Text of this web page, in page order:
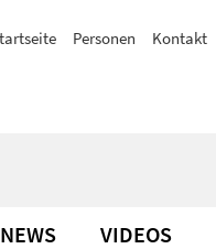
Personen Kontakt
NEWS VIDEOS